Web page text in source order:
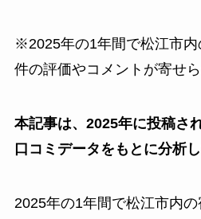
※2025年の1年間で松江市
件の評価やコメントが寄せら
本記事は、2025年に投稿さ
口コミデータをもとに分析し
2025年の1年間で松江市内